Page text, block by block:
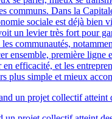
communs. Dans la
sociale est déjà bien
un levier très fort pour
communautés,
ensemble, première ligne
efficacité, et les
plus simple et mieux